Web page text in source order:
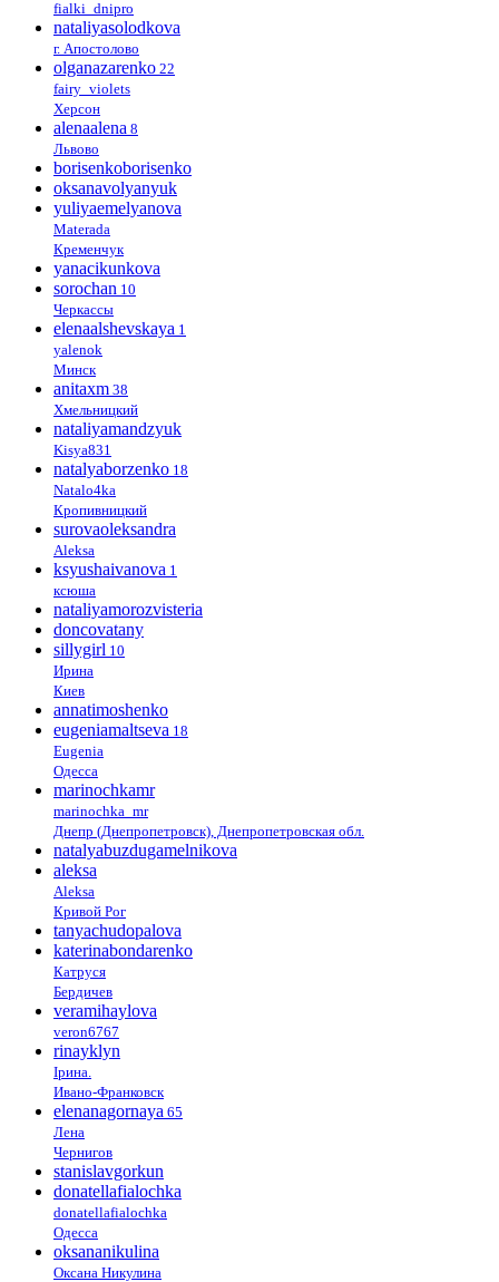
fialki_dnipro
nataliyasolodkova
г. Апостолово
olganazarenko 22
fairy_violets
Херсон
alenaalena 8
Львово
borisenkoborisenko
oksanavolyanyuk
yuliyaemelyanova
Materada
Кременчук
yanacikunkova
sorochan 10
Черкассы
elenaalshevskaya 1
yalenok
Минск
anitaxm 38
Хмельницкий
nataliyamandzyuk
Kisya831
natalyaborzenko 18
Natalo4ka
Кропивницкий
surovaoleksandra
Aleksa
ksyushaivanova 1
ксюша
nataliyamorozvisteria
doncovatany
sillygirl 10
Ирина
Киев
annatimoshenko
eugeniamaltseva 18
Eugenia
Одесса
marinochkamr
marinochka_mr
Днепр (Днепропетровск), Днепропетровская обл.
natalyabuzdugamelnikova
aleksa
Aleksa
Кривой Рог
tanyachudopalova
katerinabondarenko
Катруся
Бердичев
veramihaylova
veron6767
rinayklyn
Ірина.
Ивано-Франковск
elenanagornaya 65
Лена
Чернигов
stanislavgorkun
donatellafialochka
donatellafialochka
Одесса
oksananikulina
Оксана Никулина